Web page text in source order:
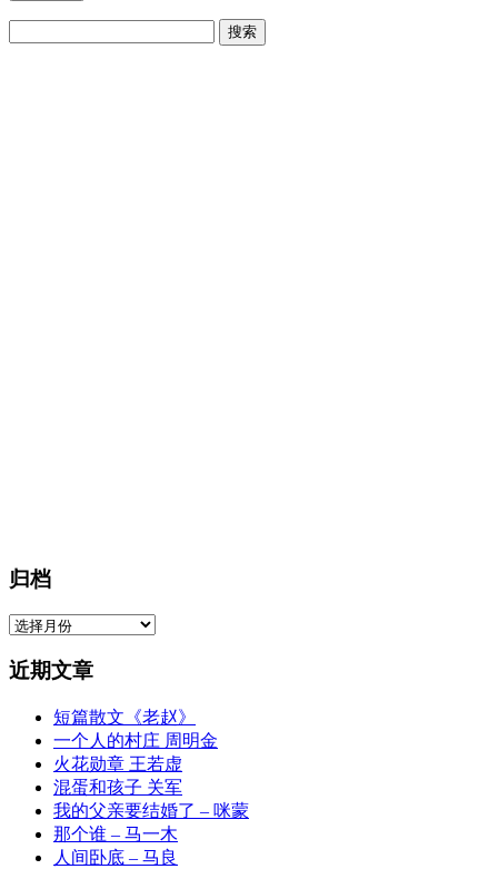
归档
归
近期文章
短篇散文《老赵》
一个人的村庄 周明金
火花勋章 王若虚
混蛋和孩子 关军
我的父亲要结婚了 – 咪蒙
那个谁 – 马一木
人间卧底 – 马良